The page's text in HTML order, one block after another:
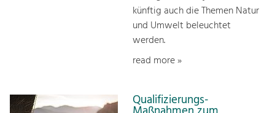
Increase in Regional Value Added.
künftig auch die Themen Natur
und Umwelt beleuchtet
werden.
read more »
Qualifizierungs-